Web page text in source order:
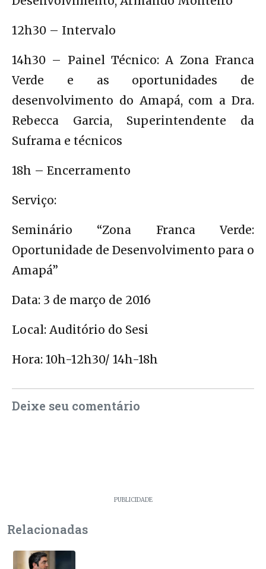
12h30 – Intervalo
14h30 – Painel Técnico: A Zona Franca
Verde e as oportunidades de
desenvolvimento do Amapá, com a Dra.
Rebecca Garcia, Superintendente da
Suframa e técnicos
18h – Encerramento
Serviço:
Seminário “Zona Franca Verde:
Oportunidade de Desenvolvimento para o
Amapá”
Data: 3 de março de 2016
Local: Auditório do Sesi
Hora: 10h-12h30/ 14h-18h
Deixe seu comentário
PUBLICIDADE
Relacionadas